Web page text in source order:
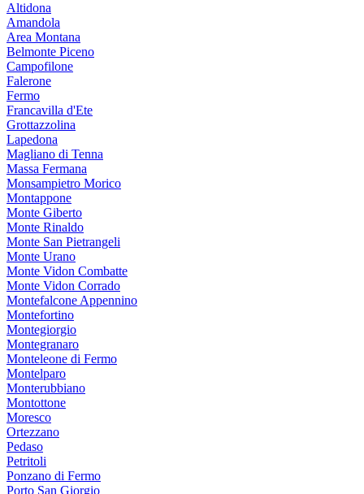
Altidona
Amandola
Area Montana
Belmonte Piceno
Campofilone
Falerone
Fermo
Francavilla d'Ete
Grottazzolina
Lapedona
Magliano di Tenna
Massa Fermana
Monsampietro Morico
Montappone
Monte Giberto
Monte Rinaldo
Monte San Pietrangeli
Monte Urano
Monte Vidon Combatte
Monte Vidon Corrado
Montefalcone Appennino
Montefortino
Montegiorgio
Montegranaro
Monteleone di Fermo
Montelparo
Monterubbiano
Montottone
Moresco
Ortezzano
Pedaso
Petritoli
Ponzano di Fermo
Porto San Giorgio